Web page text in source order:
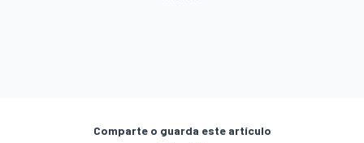
Comparte o guarda este artículo